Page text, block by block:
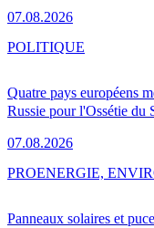
07.08.2026
Quatre pays européens
Russie pour l'Ossétie du
07.08.2026
POLITIQUE
Panneaux solaires et
PROENERGIE,